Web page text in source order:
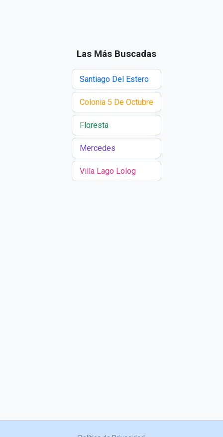
Las Más Buscadas
Santiago Del Estero
Colonia 5 De Octubre
Floresta
Mercedes
Villa Lago Lolog